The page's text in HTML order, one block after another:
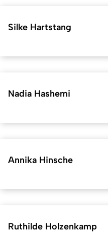
Silke Hartstang
Nadia Hashemi
Annika Hinsche
Ruthilde Holzenkamp